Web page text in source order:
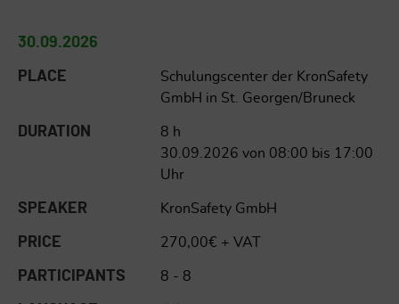
30.09.2026
PLACE
Schulungscenter der KronSafety
GmbH in St. Georgen/Bruneck
DURATION
8 h
30.09.2026 von 08:00 bis 17:00
Uhr
SPEAKER KronSafety GmbH
PRICE 270,00€ + VAT
PARTICIPANTS 8 - 8